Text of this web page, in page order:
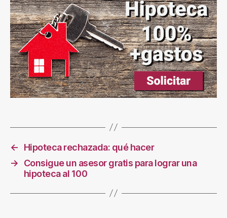
←
Hipoteca rechazada: qué hacer
→
Consigue un asesor gratis para lograr una
hipoteca al 100